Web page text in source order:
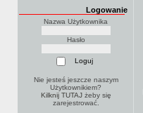
Logowanie
Nazwa Użytkownika
Hasło
Nie jesteś jeszcze naszym
Użytkownikiem?
Kilknij TUTAJżeby się
zarejestrować.